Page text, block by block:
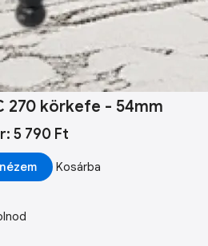
270 körkefe - 54mm
5 790 Ft
Kosárba